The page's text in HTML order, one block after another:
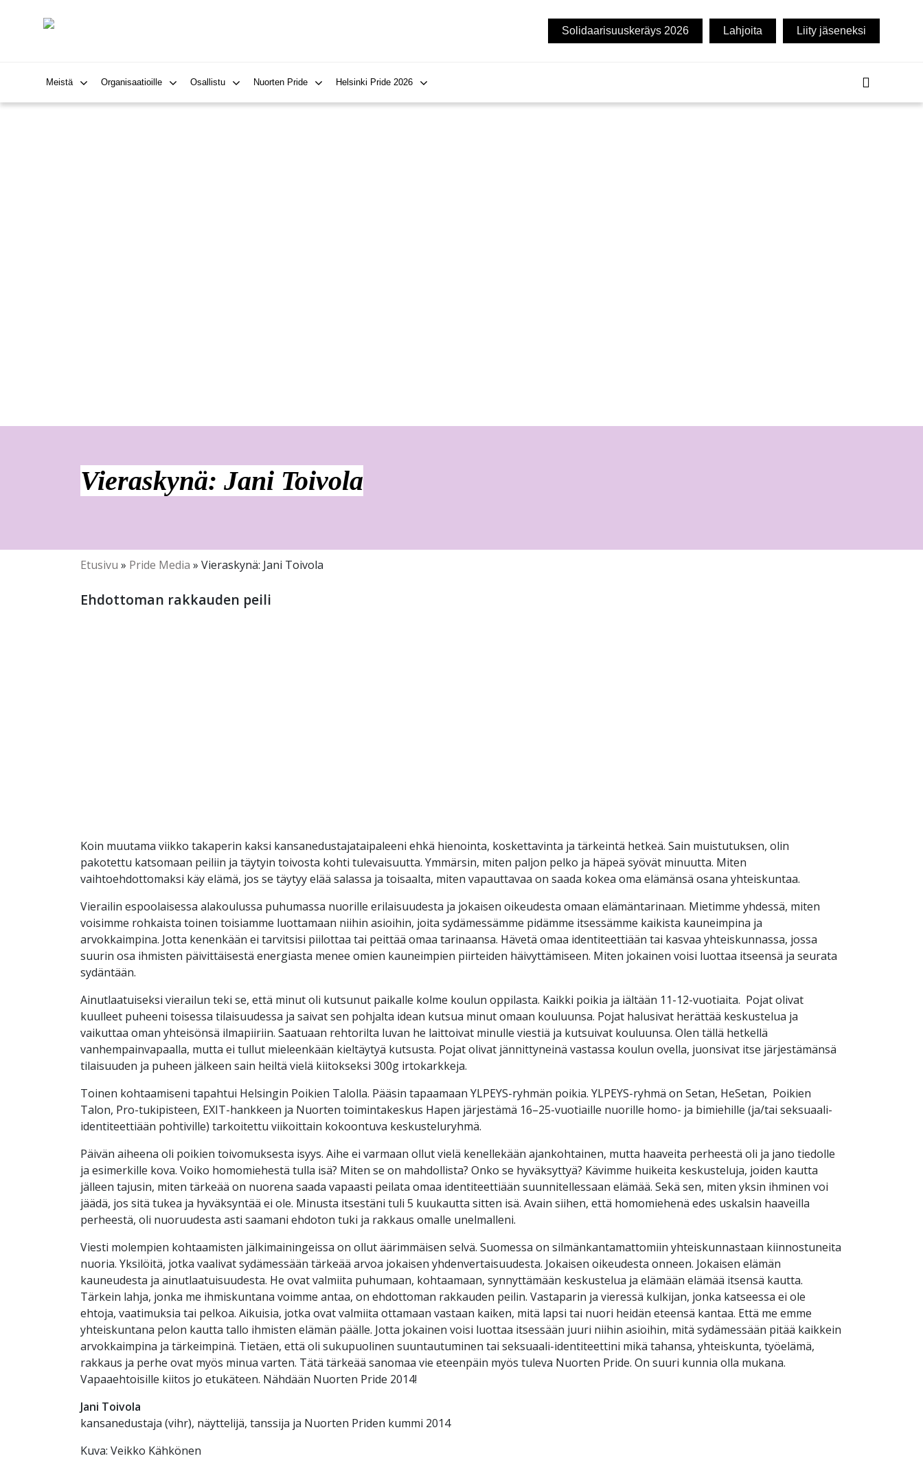
Solidaarisuuskeräys 2026 Lahjoita Liity jäseneksi
Meistä Organisaatioille Osallistu Nuorten Pride Helsinki Pride 2026
Vieraskynä: Jani Toivola
Etusivu » Pride Media » Vieraskynä: Jani Toivola
Ehdottoman rakkauden peili
Koin muutama viikko takaperin kaksi kansanedustajataipaleeni ehkä hienointa, koskettavinta ja tärkeintä hetkeä. Sain muistutuksen, olin
pakotettu katsomaan peiliin ja täytyin toivosta kohti tulevaisuutta. Ymmärsin, miten paljon pelko ja häpeä syövät minuutta. Miten
vaihtoehdottomaksi käy elämä, jos se täytyy elää salassa ja toisaalta, miten vapauttavaa on saada kokea oma elämänsä osana yhteiskuntaa.
Vierailin espoolaisessa alakoulussa puhumassa nuorille erilaisuudesta ja jokaisen oikeudesta omaan elämäntarinaan. Mietimme yhdessä, miten
voisimme rohkaista toinen toisiamme luottamaan niihin asioihin, joita sydämessämme pidämme itsessämme kaikista kauneimpina ja
arvokkaimpina. Jotta kenenkään ei tarvitsisi piilottaa tai peittää omaa tarinaansa. Hävetä omaa identiteettiään tai kasvaa yhteiskunnassa, jossa
suurin osa ihmisten päivittäisestä energiasta menee omien kauneimpien piirteiden häivyttämiseen. Miten jokainen voisi luottaa itseensä ja seurata
sydäntään.
Ainutlaatuiseksi vierailun teki se, että minut oli kutsunut paikalle kolme koulun oppilasta. Kaikki poikia ja iältään 11-12-vuotiaita. Pojat olivat
kuulleet puheeni toisessa tilaisuudessa ja saivat sen pohjalta idean kutsua minut omaan kouluunsa. Pojat halusivat herättää keskustelua ja
vaikuttaa oman yhteisönsä ilmapiiriin. Saatuaan rehtorilta luvan he laittoivat minulle viestiä ja kutsuivat kouluunsa. Olen tällä hetkellä
vanhempainvapaalla, mutta ei tullut mieleenkään kieltäytyä kutsusta. Pojat olivat jännittyneinä vastassa koulun ovella, juonsivat itse järjestämänsä
tilaisuuden ja puheen jälkeen sain heiltä vielä kiitokseksi 300g irtokarkkeja.
Toinen kohtaamiseni tapahtui Helsingin Poikien Talolla. Pääsin tapaamaan YLPEYS-ryhmän poikia. YLPEYS-ryhmä on Setan, HeSetan, Poikien
Talon, Pro-tukipisteen, EXIT-hankkeen ja Nuorten toimintakeskus Hapen järjestämä 16–25-vuotiaille nuorille homo- ja bimiehille (ja/tai seksuaali-
identiteettiään pohtiville) tarkoitettu viikoittain kokoontuva keskusteluryhmä.
Päivän aiheena oli poikien toivomuksesta isyys. Aihe ei varmaan ollut vielä kenellekään ajankohtainen, mutta haaveita perheestä oli ja jano tiedolle
ja esimerkille kova. Voiko homomiehestä tulla isä? Miten se on mahdollista? Onko se hyväksyttyä? Kävimme huikeita keskusteluja, joiden kautta
jälleen tajusin, miten tärkeää on nuorena saada vapaasti peilata omaa identiteettiään suunnitellessaan elämää. Sekä sen, miten yksin ihminen voi
jäädä, jos sitä tukea ja hyväksyntää ei ole. Minusta itsestäni tuli 5 kuukautta sitten isä. Avain siihen, että homomiehenä edes uskalsin haaveilla
perheestä, oli nuoruudesta asti saamani ehdoton tuki ja rakkaus omalle unelmalleni.
Viesti molempien kohtaamisten jälkimainingeissa on ollut äärimmäisen selvä. Suomessa on silmänkantamattomiin yhteiskunnastaan kiinnostuneita
nuoria. Yksilöitä, jotka vaalivat sydämessään tärkeää arvoa jokaisen yhdenvertaisuudesta. Jokaisen oikeudesta onneen. Jokaisen elämän
kauneudesta ja ainutlaatuisuudesta. He ovat valmiita puhumaan, kohtaamaan, synnyttämään keskustelua ja elämään elämää itsensä kautta.
Tärkein lahja, jonka me ihmiskuntana voimme antaa, on ehdottoman rakkauden peilin. Vastaparin ja vieressä kulkijan, jonka katseessa ei ole
ehtoja, vaatimuksia tai pelkoa. Aikuisia, jotka ovat valmiita ottamaan vastaan kaiken, mitä lapsi tai nuori heidän eteensä kantaa. Että me emme
yhteiskuntana pelon kautta tallo ihmisten elämän päälle. Jotta jokainen voisi luottaa itsessään juuri niihin asioihin, mitä sydämessään pitää kaikkein
arvokkaimpina ja tärkeimpinä. Tietäen, että oli sukupuolinen suuntautuminen tai seksuaali-identiteettini mikä tahansa, yhteiskunta, työelämä,
rakkaus ja perhe ovat myös minua varten. Tätä tärkeää sanomaa vie eteenpäin myös tuleva Nuorten Pride. On suuri kunnia olla mukana.
Vapaaehtoisille kiitos jo etukäteen. Nähdään Nuorten Pride 2014!
Jani Toivola
kansanedustaja (vihr), näyttelijä, tanssija ja Nuorten Priden kummi 2014
Kuva: Veikko Kähkönen